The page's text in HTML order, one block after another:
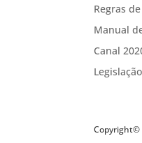
Regras
Manual
Canal
Copyright©